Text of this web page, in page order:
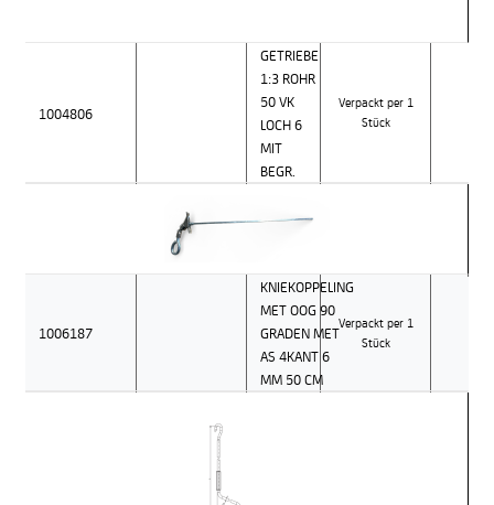
1004806
GETRIEBE
1:3 ROHR
50 VK
LOCH 6
MIT
BEGR.
Verpackt per 1
Stück
1006187
KNIEKOPPELING
MET OOG 90
GRADEN MET
AS 4KANT 6
MM 50 CM
Verpackt per 1
Stück